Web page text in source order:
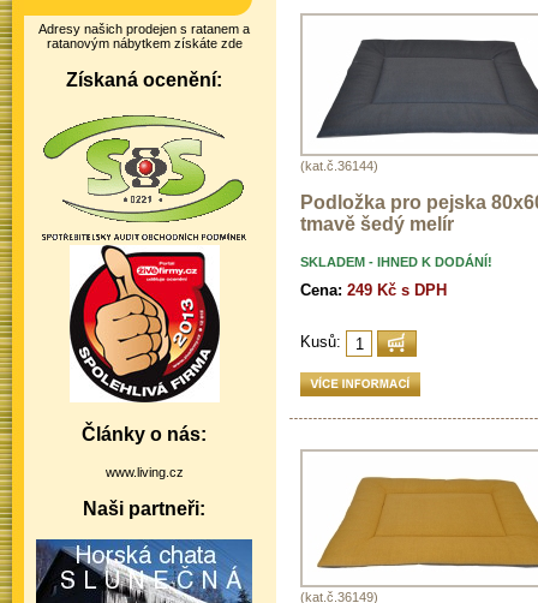
(kat.č.36144)
Podložka pro pejska
tmavě šedý melír
SKLADEM - IHNED K DODÁNÍ!
Cena: 249 Kč s DPH
Kusů:
(kat.č.36149)
Adresy našich prodejen s ratanem a
ratanovým nábytkem získáte zde
Získaná ocenění:
Články o nás:
www.living.cz
Naši partneři: